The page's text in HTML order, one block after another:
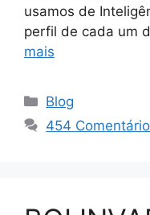
usamos de
perfil de cada um
mais
Categorias
Blog
454